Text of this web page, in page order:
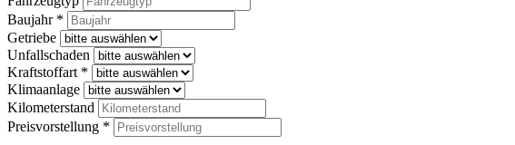
Baujahr *
Getriebe
Unfallschaden
Kraftstoffart *
Klimaanlage
Kilometerstand
Preisvorstellung *